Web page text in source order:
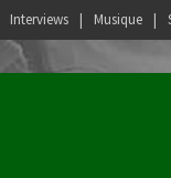
Interviews Musique